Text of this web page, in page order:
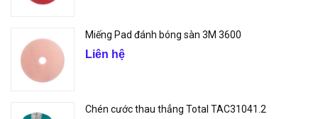
Miếng Pad đánh bóng sàn 3M 3600
Liên hệ
Chén cước thau thẳng Total TAC31041.2